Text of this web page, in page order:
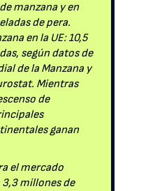
manzana y en
de pera.
en la UE: 10,5
según datos de
de la Manzana y
Mientras
de
ganan
el mercado
millones de